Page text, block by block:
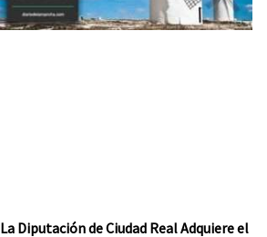
La Diputación de Ciudad Real Adquiere el